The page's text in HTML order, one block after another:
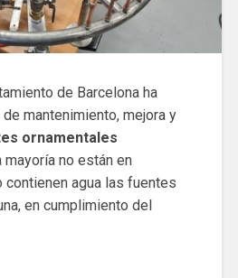
de Barcelona ha
mantenimiento, mejora y
ornamentales
no están en
agua las fuentes
en cumplimiento del